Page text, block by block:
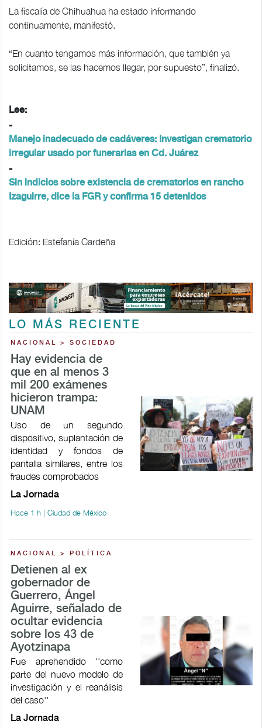
La fiscalía de Chihuahua ha estado informando
continuamente, manifestó.
“En cuanto tengamos más información, que también ya
solicitamos, se las hacemos llegar, por supuesto”, finalizó.
Lee:
-
Manejo inadecuado de cadáveres: Investigan crematorio
irregular usado por funerarias en Cd. Juárez
-
Sin indicios sobre existencia de crematorios en rancho
Izaguirre, dice la FGR y confirma 15 detenidos
Edición: Estefanía Cardeña
LO MÁS RECIENTE
NACIONAL > SOCIEDAD
Hay evidencia de
que en al menos 3
mil 200 exámenes
hicieron trampa:
UNAM
Uso de un segundo
dispositivo, suplantación de
identidad y fondos de
pantalla similares, entre los
fraudes comprobados
La Jornada
Hace 1 h | Ciudad de México
NACIONAL > POLÍTICA
Detienen al ex
gobernador de
Guerrero, Ángel
Aguirre, señalado de
ocultar evidencia
sobre los 43 de
Ayotzinapa
Fue aprehendido ''como
parte del nuevo modelo de
investigación y el reanálisis
del caso''
La Jornada